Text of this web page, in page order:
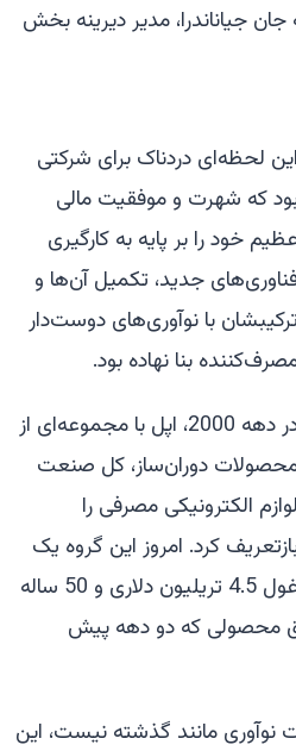
جیاناندرا، مدیر دیرینه بخش
این لحظه‌ای دردناک برای شرکتی
که شهرت و موفقیت مالی
عظیم خود را بر پایه به کارگیری
جدید، تکمیل آن‌ها و
ترکیبشان با نوآوری‌های دوست‌دار
بنا نهاده بود.
در دهه 2000، اپل با مجموعه‌ای از
دوران‌ساز، کل صنعت
لوازم الکترونیکی مصرفی را
کرد. امروز این گروه یک
غول 4.5 تریلیون دلاری و 50 ساله
محصولی که دو دهه پیش
نوآوری مانند گذشته نیست، این